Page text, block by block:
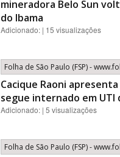
mineradora Belo Sun
do Ibama
Adicionado: | 15 visualizações
Folha de São Paulo (FSP) -
Cacique Raoni
segue internado em UTI
Adicionado: | 5 visualizações
Folha de São Paulo (FSP) -